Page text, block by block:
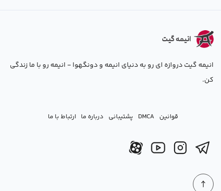
انیمه گیت دروازه ای رو به دنیای انیمه و دونگهوا - انیمه رو با ما زندگی
کن.
قوانین DMCA پشتیبانی درباره ما ارتباط با ما